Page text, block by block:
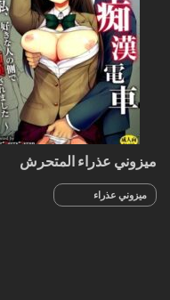
ميزوني عذراء المتحرش
ميزوني عذراء
المتحرش